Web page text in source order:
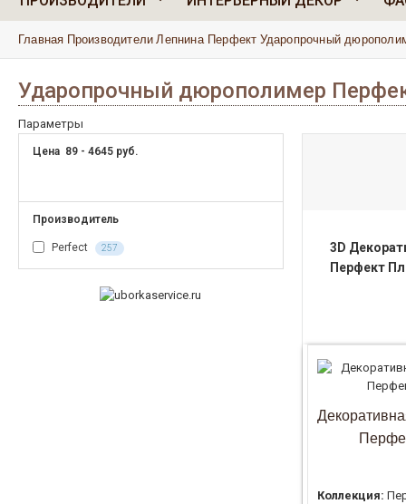
Главная Производители Лепнина Перфект Ударопрочный
Ударопрочный дюрополимер
Параметры
Цена 89 - 4645 руб.
Производитель
Perfect 257
3D
Перфект
Коллекция: